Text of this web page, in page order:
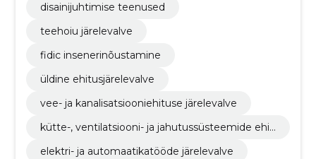
disainijuhtimise teenused
teehoiu järelevalve
fidic insenerinõustamine
üldine ehitusjärelevalve
vee- ja kanalisatsiooniehituse järelevalve
kütte-, ventilatsiooni- ja jahutussüsteemide ehit
elektri- ja automaatikatööde järelevalve